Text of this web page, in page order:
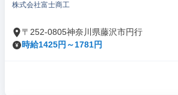
株式会社富士商工
〒252-0805神奈川県藤沢市円行
時給1425円～1781円